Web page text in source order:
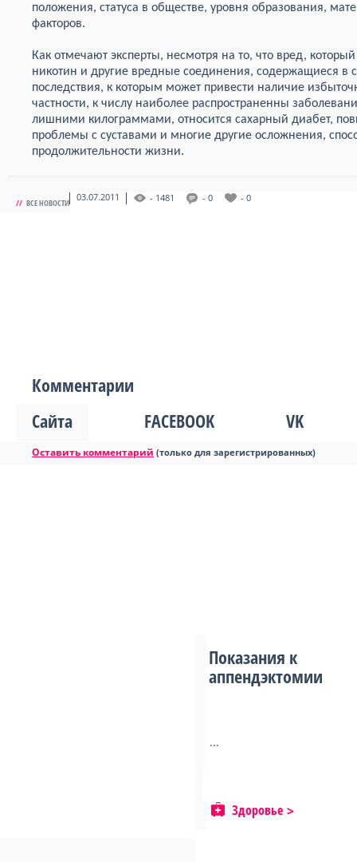
положения, статуса в обществе, уровня образования,
факторов.
Как отмечают эксперты, несмотря на то, что вред,
никотин и другие вредные соединения, содержащиеся в
последствия, к которым может привести наличие
частности, к числу наиболее распространенны
лишними килограммами, относится сахарный диабет,
проблемы с суставами и многие другие осложнения,
продолжительности жизни.
// ВСЕ НОВОСТИ 03.07.2011 - 1481 - 0 - 0
Комментарии
Сайта
FACEBOOK VK
Оставить комментарий (только для зарегистрированных)
Показания к
аппендэктомии
...
Здоровье